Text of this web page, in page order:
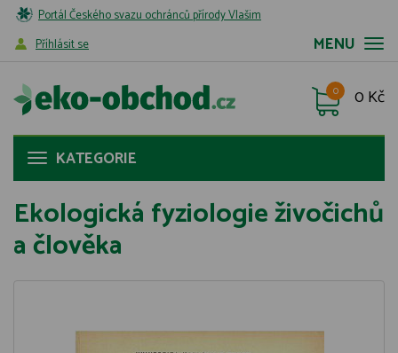
Portál Českého svazu ochránců přírody Vlašim
MENU
Příhlásit se
0 Kč
0
KATEGORIE
Ekologická fyziologie živočichů
a člověka